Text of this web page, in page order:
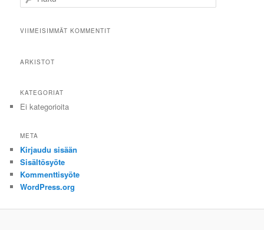
VIIMEISIMMÄT KOMMENTIT
ARKISTOT
KATEGORIAT
Ei kategorioita
META
Kirjaudu sisään
Sisältösyöte
Kommenttisyöte
WordPress.org